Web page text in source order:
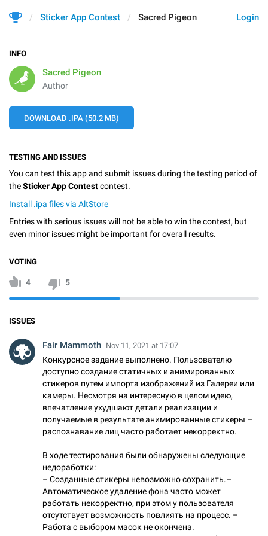
Login
Sticker App Contest Sacred Pigeon
INFO
Sacred Pigeon
Author
DOWNLOAD .IPA (50.2 MB)
TESTING AND ISSUES
You can test this app and submit issues during the testing period of
theSticker App Contestcontest.
Install .ipa files via AltStore
Entries with serious issues will not be able to win the contest, but
even minor issues might be important for overall results.
VOTING
4 5
ISSUES
Fair Mammoth Nov 11, 2021 at 17:07
Конкурсное задание выполнено. Пользователю
доступно создание статичных и анимированных
стикеров путем импорта изображений из Галереи или
камеры. Несмотря на интересную в целом идею,
впечатление ухудшают детали реализации и
получаемые в результате анимированные стикеры –
распознавание лиц часто работает некорректно.
В ходе тестирования были обнаружены следующие
недоработки:
– Созданные стикеры невозможно сохранить.–
Автоматическое удаление фона часто может
работать некорректно, при этом у пользователя
отсутствует возможность повлиять на процесс. –
Работа с выбором масок не окончена.